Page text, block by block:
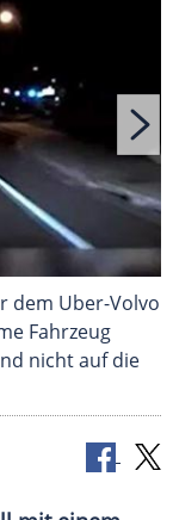
dem Uber-Volvo
Fahrzeug
nicht auf die